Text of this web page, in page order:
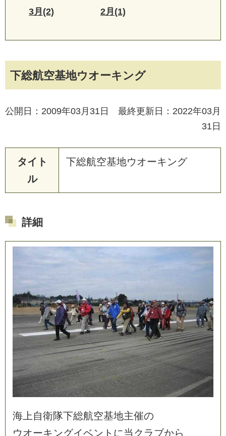
下総航空基地ウオーキング
公開日：2009年03月31日 最終更新日：2022年03月
31日
タイト
ル
下総航空基地ウオーキング
詳細
海 上自衛隊下総航空基地主催の
ウオーキングイベン ト に当 ク ラブから
3月(2) 2月(1)